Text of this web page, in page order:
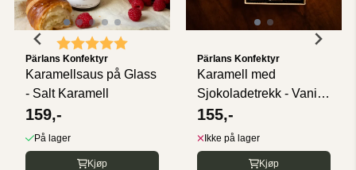
Karakter:
Pärlans Konfektyr
Karamellsaus på Glass
- Salt Karamell
159,-
På lager
Kjøp
Pärlans Konfektyr
Karamell med
Sjokoladetrekk - Vanilje
og Havsalt ...
155,-
Ikke på lager
Kjøp